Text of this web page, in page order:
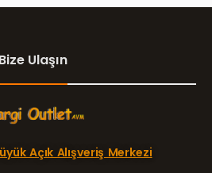
Bize Ulaşın
Açık Alışveriş Merkezi